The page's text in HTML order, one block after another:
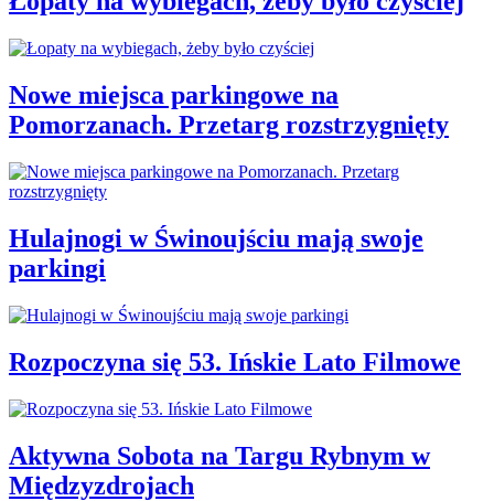
Nowe miejsca parkingowe na
Pomorzanach. Przetarg rozstrzygnięty
Hulajnogi w Świnoujściu mają swoje
parkingi
Rozpoczyna się 53. Ińskie Lato Filmowe
Aktywna Sobota na Targu Rybnym w
Międzyzdrojach